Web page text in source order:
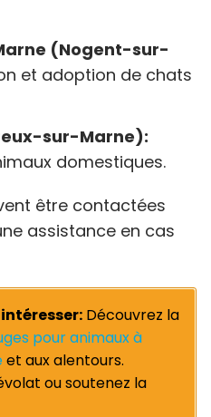
(Nogent-sur-
et adoption de chats
sur-Marne):
domestiques.
être contactées
assistance en cas
Découvrez la
pour animaux à
et aux alentours.
ou soutenez la